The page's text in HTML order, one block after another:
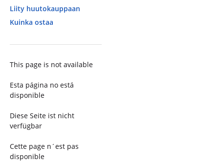
Liity huutokauppaan
Kuinka ostaa
This page is not available
Esta página no está
disponible
Diese Seite ist nicht
verfügbar
Cette page n´est pas
disponible